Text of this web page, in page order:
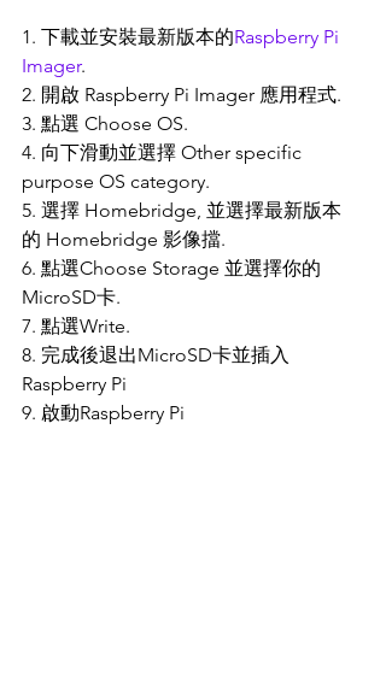
1. 下載並安裝最新版本的Raspberry Pi
Imager.
2. 開啟 Raspberry Pi Imager 應用程式.
3. 點選 Choose OS.
4. 向下滑動並選擇 Other specific
purpose OS category.
5. 選擇 Homebridge, 並選擇最新版本
的 Homebridge 影像擋.
6. 點選Choose Storage 並選擇你的
MicroSD卡.
7. 點選Write.
8. 完成後退出MicroSD卡並插入
Raspberry Pi
9. 啟動Raspberry Pi